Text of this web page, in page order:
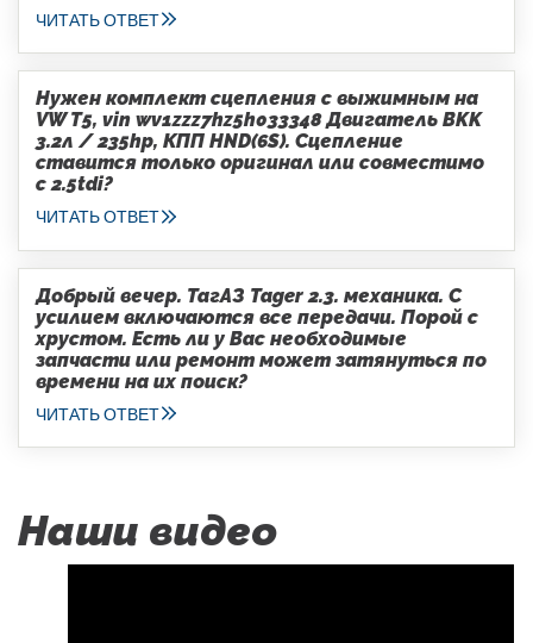
ЧИТАТЬ ОТВЕТ
Нужен комплект сцепления с выжимным на
VW T5, vin wv1zzz7hz5h033348 Двигатель BKK
3.2л / 235hp, КПП HND(6S). Сцепление
ставится только оригинал или совместимо
с 2.5tdi?
ЧИТАТЬ ОТВЕТ
Добрый вечер. ТагАЗ Tager 2.3. механика. С
усилием включаются все передачи. Порой с
хрустом. Есть ли у Вас необходимые
запчасти или ремонт может затянуться по
времени на их поиск?
ЧИТАТЬ ОТВЕТ
Наши видео